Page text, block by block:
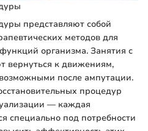
представляют собой
методов для
организма. Занятия с
вернуться к движениям,
после ампутации.
процедур
— каждая
специально под потребности